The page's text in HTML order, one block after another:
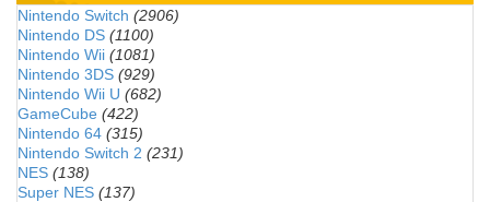
Nintendo Switch (2906)
Nintendo DS (1100)
Nintendo Wii (1081)
Nintendo 3DS (929)
Nintendo Wii U (682)
GameCube (422)
Nintendo 64 (315)
Nintendo Switch 2 (231)
NES (138)
Super NES (137)